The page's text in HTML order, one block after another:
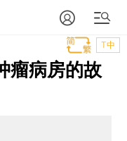
T中
瘤病房的故